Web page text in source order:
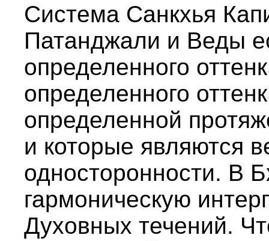
Система Санкхья
Патанджали и Веды
определенного
определенного
определенной
и которые являются
односторонности. В
гармоническую
Духовных течений.